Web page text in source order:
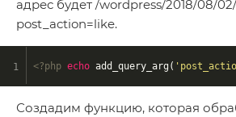
адрес будет /wordpress/2018/08/
post_action=like.
<?php echo add_query_arg(
Создадим функцию, которая